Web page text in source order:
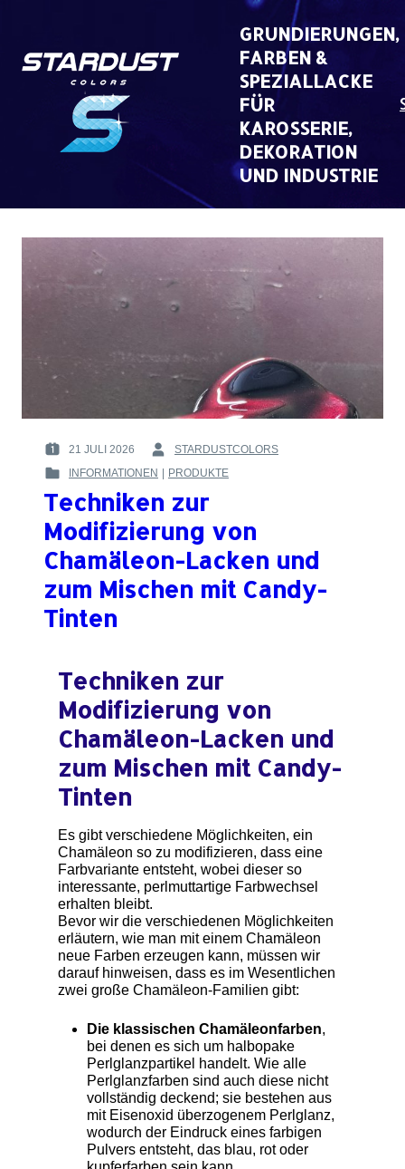
GRUNDIERUNGEN,
FARBEN &
SPEZIALLACKE
FÜR
KAROSSERIE,
DEKORATION
UND INDUSTRIE
POSTED
ON
21 JULI 2026
BY
:
STARDUSTCOLORS
POSTED
IN
INFORMATIONEN | PRODUKTE
Techniken zur
Modifizierung von
Chamäleon-Lacken und
zum Mischen mit Candy-
Tinten
Techniken zur
Modifizierung von
Chamäleon-Lacken und
zum Mischen mit Candy-
Tinten
Es gibt verschiedene Möglichkeiten, ein
Chamäleon so zu modifizieren, dass eine
Farbvariante entsteht, wobei dieser so
interessante, perlmuttartige Farbwechsel
erhalten bleibt.
Bevor wir die verschiedenen Möglichkeiten
erläutern, wie man mit einem Chamäleon
neue Farben erzeugen kann, müssen wir
darauf hinweisen, dass es im Wesentlichen
zwei große Chamäleon-Familien gibt:
Die klassischen Chamäleonfarben,
bei denen es sich um halbopake
Perlglanzpartikel handelt. Wie alle
Perlglanzfarben sind auch diese nicht
vollständig deckend; sie bestehen aus
mit Eisenoxid überzogenem Perlglanz,
wodurch der Eindruck eines farbigen
Pulvers entsteht, das blau, rot oder